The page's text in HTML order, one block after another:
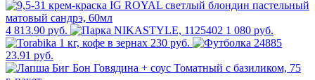
4 813.90 руб.
1 080 руб.
230 руб.
23.91 руб.